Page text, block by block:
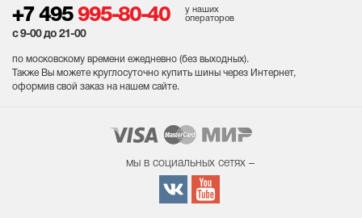
+7 495 995-80-40
у наших
операторов
с 9-00 до 21-00
по московскому времени ежедневно (без выходных).
Также Вы можете круглосуточно купить шины через Интернет,
оформив свой заказ на нашем сайте.
мы в социальных сетях –